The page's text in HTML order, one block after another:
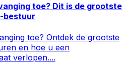
toe? Dit is de grootste
bestuur
toe? Ontdek de grootste
en hoe u een
verlopen....